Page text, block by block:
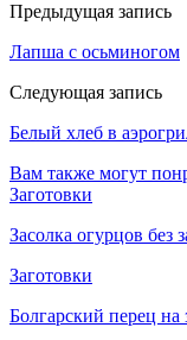
Предыдущая запись
Лапша с осьминогом
Следующая запись
Белый хлеб в
Вам также могут
Заготовки
Засолка огурцов без
Заготовки
Болгарский перец